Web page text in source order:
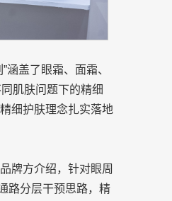
盖了眼霜、面霜、
肌肤问题下的精细
细护肤理念扎实落地
牌方介绍，针对眼周
路分层干预思路，精